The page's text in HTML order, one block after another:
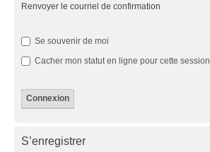
Renvoyer le courriel de confirmation
Se souvenir de moi
Cacher mon statut en ligne pour cette session
S’enregistrer